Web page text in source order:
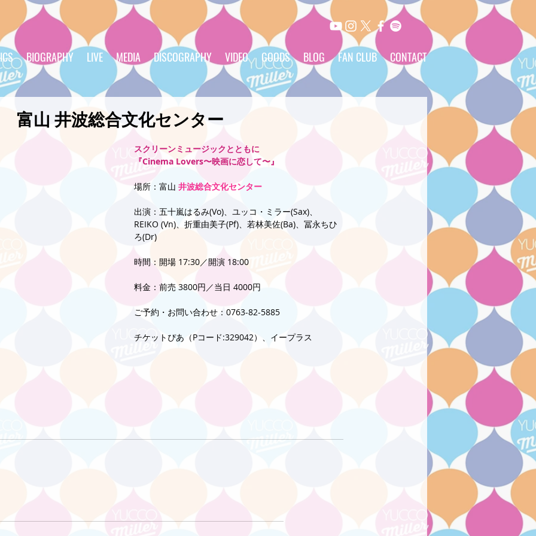
BIOGRAPHY LIVE MEDIA DISCOGRAPHY VIDEO GOODS BLOG FAN CLUB CONTACT
山 井波総合文化センター
スクリーンミュージックとともに
『Cinema Lovers〜映画に恋して〜』
場所：富山 井波総合文化センター
出演：五十嵐はるみ(Vo)、ユッコ・ミラー(Sax)、
REIKO (Vn)、折重由美子(Pf)、若林美佐(Ba)、冨永ちひ
ろ(Dr)
時間：開場 17:30／開演 18:00
料金：前売 3800円／当日 4000円
ご予約・お問い合わせ：0763-82-5885
チケットぴあ（Pコード:329042）、イープラス